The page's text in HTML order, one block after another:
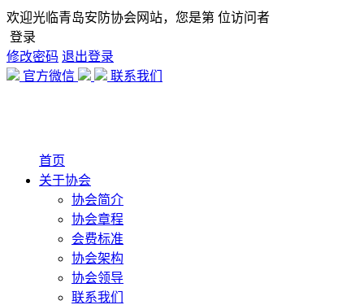
欢迎光临青岛安防协会网站，您是第 位访问者
登录
修改密码 退出登录
官方微信
联系我们
首页
关于协会
协会简介
协会章程
会费标准
协会架构
协会领导
联系我们